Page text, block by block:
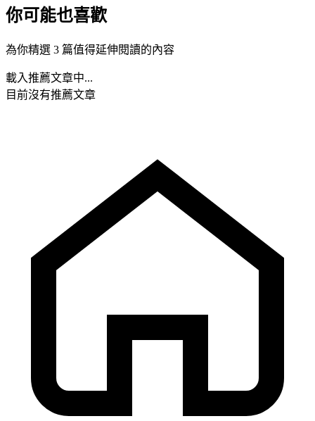
你可能也喜歡
為你精選 3 篇值得延伸閱讀的內容
載入推薦文章中...
目前沒有推薦文章